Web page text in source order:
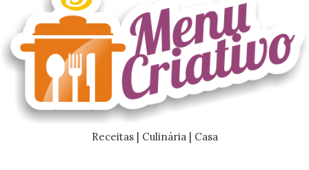
Receitas | Culinária | Casa